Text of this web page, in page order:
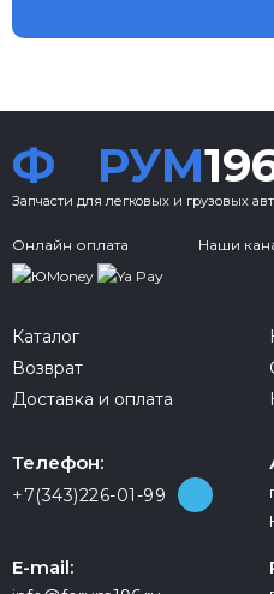
Ф РУМ
Запчасти для легковых и грузовых
Онлайн оплата Наши
Каталог
Возврат
Доставка и оплата
Телефон:
+7(343)226-01-99
E-mail: